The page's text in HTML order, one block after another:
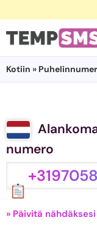
Kotiin »
numero
» Päivitä